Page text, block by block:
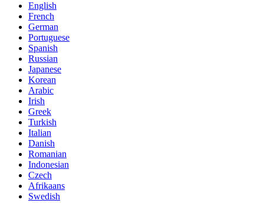
English
French
German
Portuguese
Spanish
Russian
Japanese
Korean
Arabic
Irish
Greek
Turkish
Italian
Danish
Romanian
Indonesian
Czech
Afrikaans
Swedish